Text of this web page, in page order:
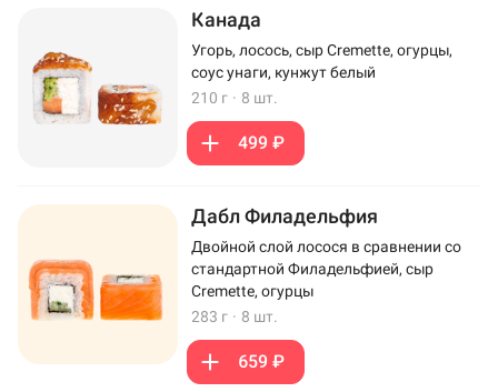
Канада
Угорь, лосось, сыр Cremette, огурцы,
соус унаги, кунжут белый
210 г · 8 шт.
499 ₽
Дабл Филадельфия
Двойной слой лосося в сравнении со
стандартной Филадельфией, сыр
Cremette, огурцы
283 г · 8 шт.
659 ₽